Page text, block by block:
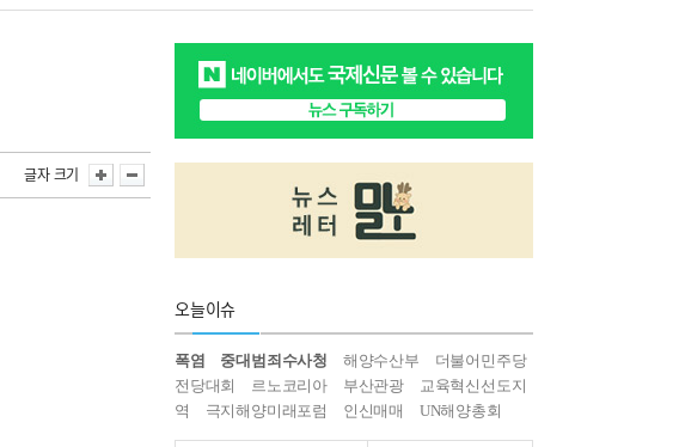
글자 크기
오늘이슈
폭염 중대범죄수사청 해양수산부
더불어민주당
전당대회
르노코리아 부산관광
교육혁신선도지
역
극지해양미래포럼 인신매매 UN해양총회